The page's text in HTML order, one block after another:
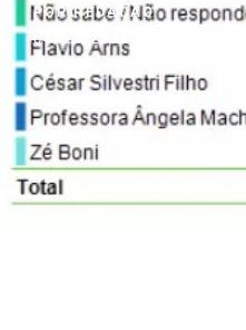
POR REDAÇÃO
04/07/2022